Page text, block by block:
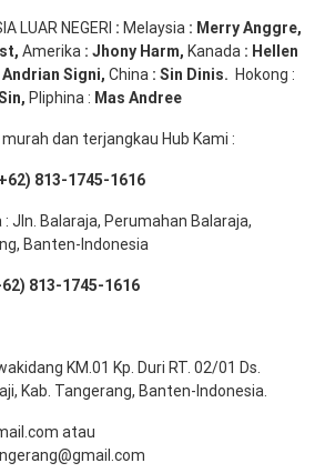
LUAR NEGERI : Melaysia : MerryAnggre,
Amerika : Jhony Harm, Kanada : Hellen
Andrian Signi, China : Sin Dinis. Hokong :
Pliphina : Mas Andree
dan terjangkau Hub Kami :
813-1745-1616
Jln. Balaraja, Perumahan Balaraja,
Banten-Indonesia
813-1745-1616
KM.01 Kp. Duri RT. 02/01 Ds.
Kab. Tangerang, Banten-Indonesia.
atau